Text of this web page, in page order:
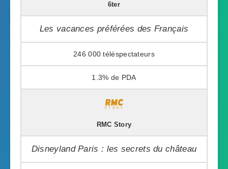
6ter
Les vacances préférées des Français
246 000
1.3%
RMC Story
Disneyland Paris : les secrets du château